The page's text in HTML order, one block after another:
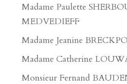
Madame Paulette
MEDVEDIEFF
Madame Jeanine
Madame Catherine
Monsieur Fernand